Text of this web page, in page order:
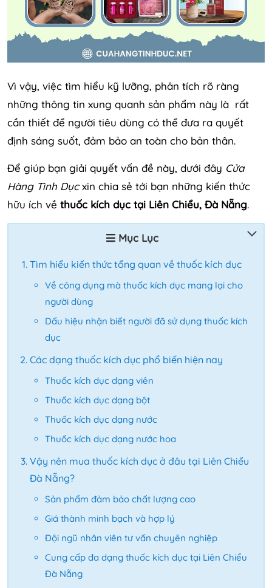
Vì vậy, việc tìm hiểu kỹ lưỡng, phân tích rõ ràng
những thông tin xung quanh sản phẩm này là rất
cần thiết để người tiêu dùng có thể đưa ra quyết
định sáng suốt, đảm bảo an toàn cho bản thân.
Để giúp bạn giải quyết vấn đề này, dưới đây Cửa
Hàng Tình Dụcxin chia sẻ tới bạn những kiến thức
hữu ích về thuốc kích dục tại Liên Chiểu, Đà Nẵng.
Mục Lục
Tìm hiểu kiến thức tổng quan về thuốc kích dục
Về công dụng mà thuốc kích dục mang lại cho
người dùng
Dấu hiệu nhận biết người đã sử dụng thuốc kích
dục
Các dạng thuốc kích dục phổ biến hiện nay
Thuốc kích dục dạng viên
Thuốc kích dục dạng bột
Thuốc kích dục dạng nước
Thuốc kích dục dạng nước hoa
Vậy nên mua thuốc kích dục ở đâu tại Liên Chiểu
Đà Nẵng?
Sản phẩm đảm bảo chất lượng cao
Giá thành minh bạch và hợp lý
Đội ngũ nhân viên tư vấn chuyên nghiệp
Cung cấp đa dạng thuốc kích dục tại Liên Chiểu
Đà Nẵng